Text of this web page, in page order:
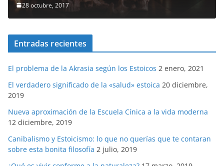
28 octubre, 2017
Entradas recientes
El problema de la Akrasia según los Estoicos 2 enero, 2021
El verdadero significado de la «salud» estoica 20 diciembre,
2019
Nueva aproximación de la Escuela Cínica a la vida moderna
12 diciembre, 2019
Canibalismo y Estoicismo: lo que no querías que te contaran
sobre esta bonita filosofía 2 julio, 2019